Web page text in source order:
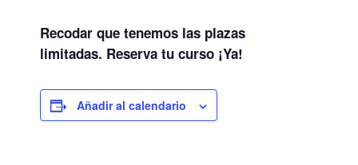
Recodar que tenemos las plazas
limitadas. Reserva tu curso ¡Ya!
Añadir al calendario